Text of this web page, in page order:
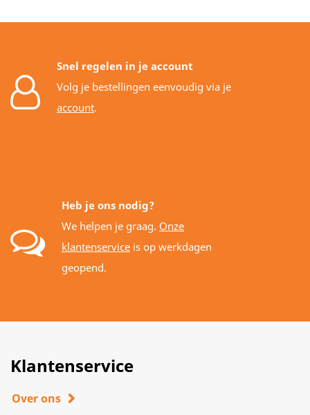
Snel regelen in je account
Volg je bestellingen eenvoudig via je
account.
Heb je ons nodig?
We helpen je graag. Onze
klantenservice is op werkdagen
geopend.
Klantenservice
Over ons